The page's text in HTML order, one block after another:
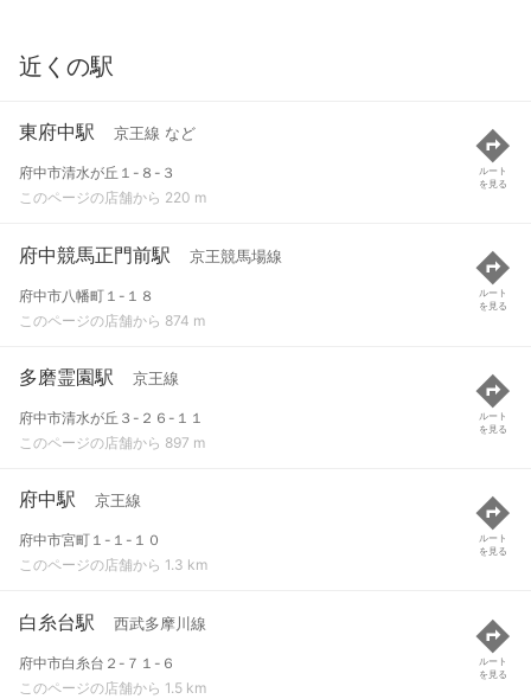
近くの駅
東府中駅 京王線 など
府中市清水が丘１-８-３
このページの店舗から 220 m
ルート
を見る
府中競馬正門前駅 京王競馬場線
府中市八幡町１-１８
このページの店舗から 874 m
ルート
を見る
多磨霊園駅 京王線
府中市清水が丘３-２６-１１
このページの店舗から 897 m
ルート
を見る
府中駅 京王線
府中市宮町１-１-１０
このページの店舗から 1.3 km
ルート
を見る
白糸台駅 西武多摩川線
府中市白糸台２-７１-６
このページの店舗から 1.5 km
ルート
を見る